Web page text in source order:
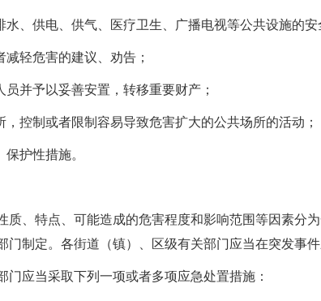
供电、供气、医疗卫生、广播电视等公共设施的安
轻危害的建议、劝告；
并予以妥善安置，转移重要财产；
制或者限制容易导致危害扩大的公共场所的活动；
护性措施。
特点、可能造成的危害程度和影响范围等因素分
制定。各街道（镇）、区级有关部门应当在突发事
应当采取下列一项或者多项应急处置措施：